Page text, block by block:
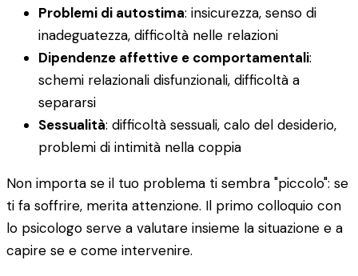
Problemi di autostima: insicurezza, senso di
inadeguatezza, difficoltà nelle relazioni
Dipendenze affettive e comportamentali:
schemi relazionali disfunzionali, difficoltà a
separarsi
Sessualità: difficoltà sessuali, calo del desiderio,
problemi di intimità nella coppia
Non importa se il tuo problema ti sembra "piccolo": se
ti fa soffrire, merita attenzione. Il primo colloquio con
lo psicologo serve a valutare insieme la situazione e a
capire se e come intervenire.